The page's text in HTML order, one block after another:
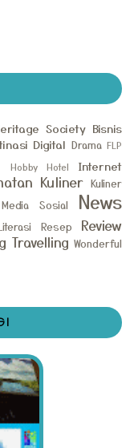
Society Bisnis
Digital Drama FLP
Hobby Hotel
Internet
Kuliner Kuliner
Media Sosial
News
Resep
Review
Travelling Wonderful